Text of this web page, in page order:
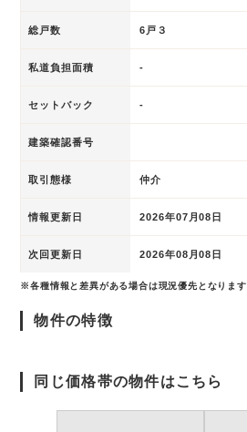
総戸数 6戸３
私道負担面積 -
セットバック -
建築確認番号
取引態様 仲介
情報更新日 2026年07月08日
次回更新日 2026年08月08日
※各種情報と差異がある場合は現況優先となります
物件の特徴
同じ価格帯の物件はこちら